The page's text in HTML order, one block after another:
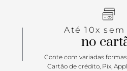
Até 10x
no
Conte com variadas
Cartão de crédito, Pix,